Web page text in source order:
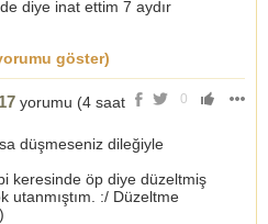
diye inat ettim 7 aydır
göster)
0
yorumu (4 saat
düşmeseniz dileğiyle
keresinde öp diye düzeltmiş
utanmıştım. :/ Düzeltme